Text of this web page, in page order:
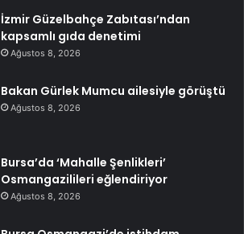
İzmir Güzelbahçe Zabıtası’ndan
kapsamlı gıda denetimi
Ağustos 8, 2026
Bakan Gürlek Mumcu ailesiyle görüştü
Ağustos 8, 2026
Bursa’da ‘Mahalle Şenlikleri’
Osmangazilileri eğlendiriyor
Ağustos 8, 2026